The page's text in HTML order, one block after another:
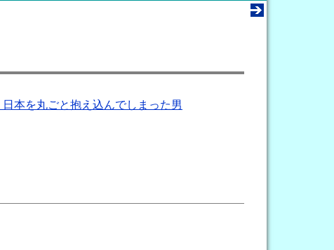
本を丸ごと抱え込んでしまった男